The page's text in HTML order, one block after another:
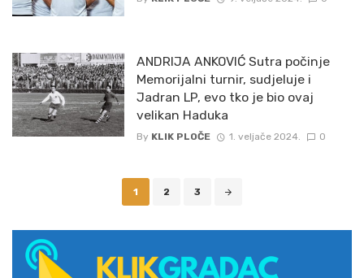
ANDRIJA ANKOVIĆ Sutra počinje
Memorijalni turnir, sudjeluje i
Jadran LP, evo tko je bio ovaj
velikan Haduka
By KLIK PLOČE 1. veljače 2024. 0
1 2 3